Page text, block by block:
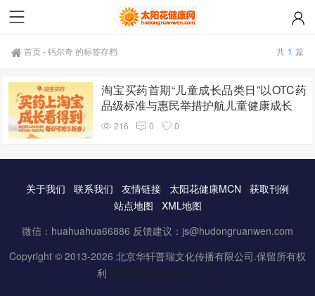
首页-钙尔奇 的标签存档 共 1 篇
淘宝买药首期“儿童成长品类日”以OTC药
品级标准与惠民举措护航儿童健康成长
216 0 0
关于我们 联系我们 友情链接 太阳花健康MCN
获取刊例
站点地图
XML地图
微信：huahuahua66886 反馈建议：js@hudongruanwen.com
Copyright © 2013-2026 北京华轩普瑞文化传播有限公司.保留所有权
利 京ICP备16061888号-3